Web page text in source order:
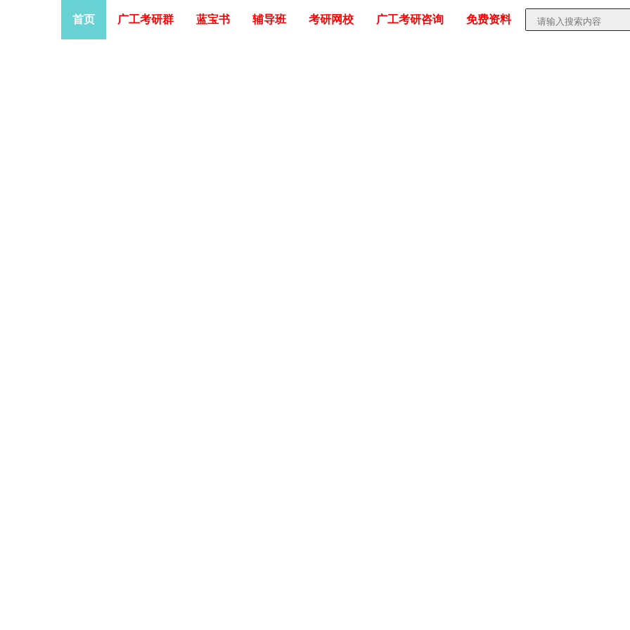
首页 广工考研群 蓝宝书 辅导班 考研网校 广工考研咨询 免费资料